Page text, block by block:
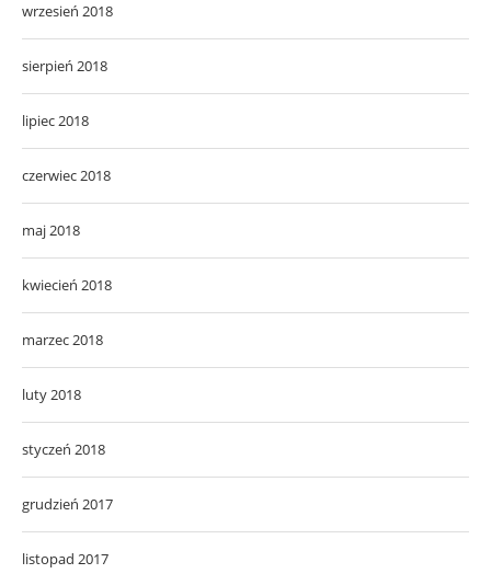
wrzesień 2018
sierpień 2018
lipiec 2018
czerwiec 2018
maj 2018
kwiecień 2018
marzec 2018
luty 2018
styczeń 2018
grudzień 2017
listopad 2017